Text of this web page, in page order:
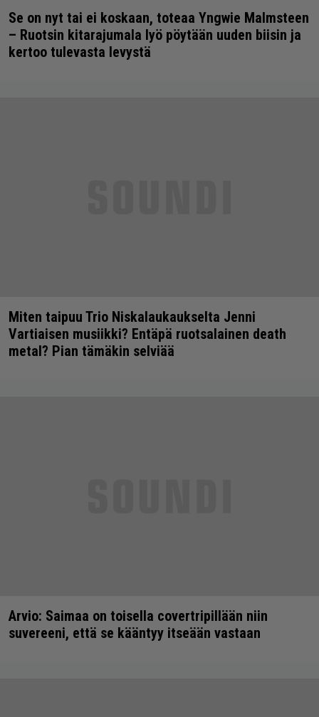
Se on nyt tai ei koskaan, toteaa Yngwie Malmsteen
– Ruotsin kitarajumala lyö pöytään uuden biisin ja
kertoo tulevasta levystä
Miten taipuu Trio Niskalaukaukselta Jenni
Vartiaisen musiikki? Entäpä ruotsalainen death
metal? Pian tämäkin selviää
Arvio: Saimaa on toisella covertripillään niin
suvereeni, että se kääntyy itseään vastaan